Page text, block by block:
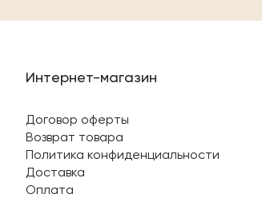
Интернет-магазин
Договор оферты
Возврат товара
Политика конфиденциальности
Доставка
Оплата